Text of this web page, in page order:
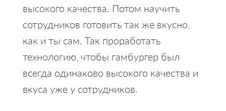
высокого качества. Потом научить
сотрудников готовить так же вкусно,
как и ты сам. Так проработать
технологию, чтобы гамбургер был
всегда одинаково высокого качества и
вкуса уже у сотрудников.